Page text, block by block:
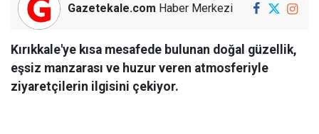
Gazetekale.com Haber Merkezi
Kırıkkale'ye kısa mesafede bulunan doğal güzellik,
eşsiz manzarası ve huzur veren atmosferiyle
ziyaretçilerin ilgisini çekiyor.